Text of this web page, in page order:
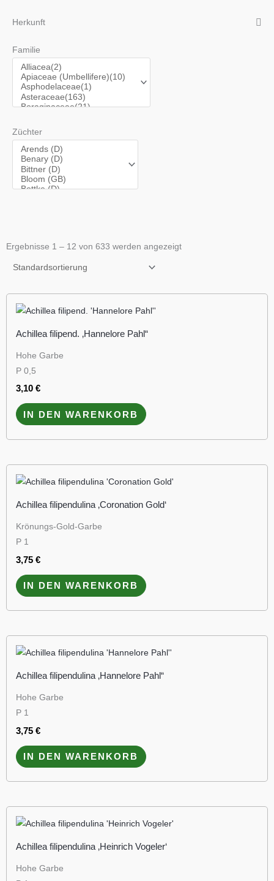
Herkunft
Familie
Züchter
Ergebnisse 1 – 12 von 633 werden angezeigt
Achillea filipend. ‚Hannelore Pahl“
Hohe Garbe
P 0,5
3,10 €
IN DEN WARENKORB
Achillea filipendulina ‚Coronation Gold‘
Krönungs-Gold-Garbe
P 1
3,75 €
IN DEN WARENKORB
Achillea filipendulina ‚Hannelore Pahl“
Hohe Garbe
P 1
3,75 €
IN DEN WARENKORB
Achillea filipendulina ‚Heinrich Vogeler‘
Hohe Garbe